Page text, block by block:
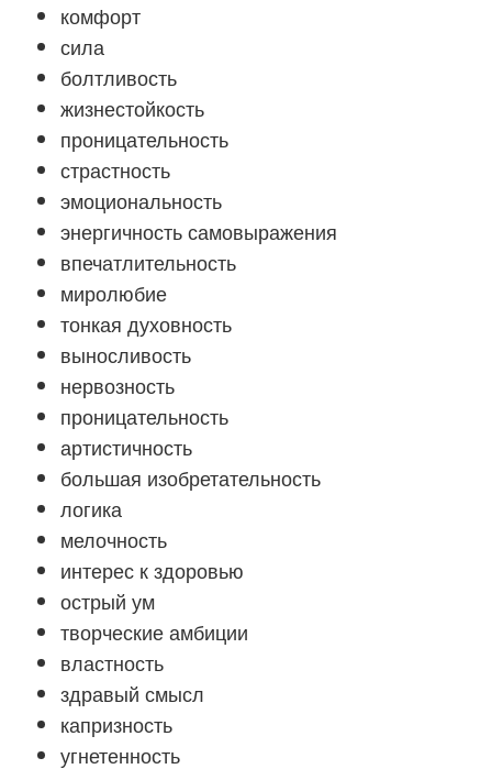
комфорт
сила
болтливость
жизнестойкость
проницательность
страстность
эмоциональность
энергичность самовыражения
впечатлительность
миролюбие
тонкая духовность
выносливость
нервозность
проницательность
артистичность
большая изобретательность
логика
мелочность
интерес к здоровью
острый ум
творческие амбиции
властность
здравый смысл
капризность
угнетенность